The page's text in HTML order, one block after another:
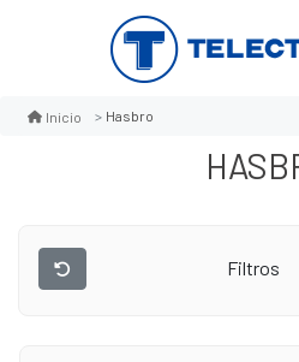
Inicio Hasbro
Filtros